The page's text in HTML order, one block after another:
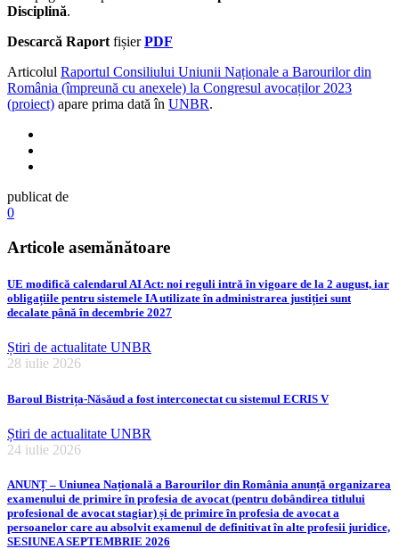
Disciplină.
Descarcă Raport fișierPDF
Articolul Raportul Consiliului Uniunii Naționale a Barourilor din
România (împreună cu anexele) la Congresul avocaților 2023
(proiect) apare prima dată în UNBR.
publicat de
0
Articole asemănătoare
UE modifică calendarul AI Act: noi reguli intră în vigoare de la 2 august, iar
obligațiile pentru sistemele IA utilizate în administrarea justiției sunt
decalate până în decembrie 2027
Știri de actualitate UNBR
28 iulie 2026
Baroul Bistrița-Năsăud a fost interconectat cu sistemul ECRIS V
Știri de actualitate UNBR
24 iulie 2026
ANUNȚ – Uniunea Națională a Barourilor din România anunță organizarea
examenului de primire în profesia de avocat (pentru dobândirea titlului
profesional de avocat stagiar) și de primire în profesia de avocat a
persoanelor care au absolvit examenul de definitivat în alte profesii juridice,
SESIUNEA SEPTEMBRIE 2026